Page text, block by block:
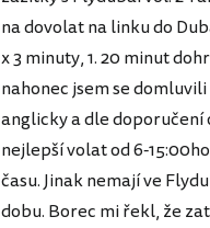
na dovolat na linku do
x 3 minuty, 1. 20 minut
nahonec jsem se
anglicky a dle
nejlepší volat od 6-
času. Jinak nemají ve
dobu. Borec mi řekl, že